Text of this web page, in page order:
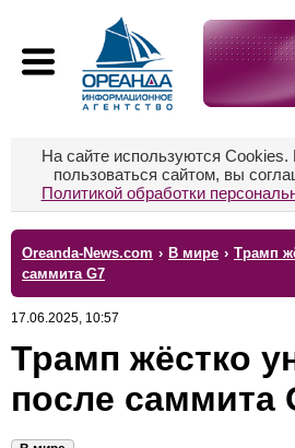
На сайте используются
пользоваться сайтом, вы
Политикой обработки
Oreanda-News.com › В мире › Трамп
саммита G7
17.06.2025, 10:57
Трамп жёстко
после саммита